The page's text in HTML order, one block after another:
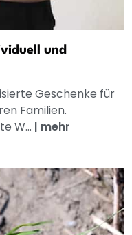
und
Geschenke für
Familien.
W... | mehr